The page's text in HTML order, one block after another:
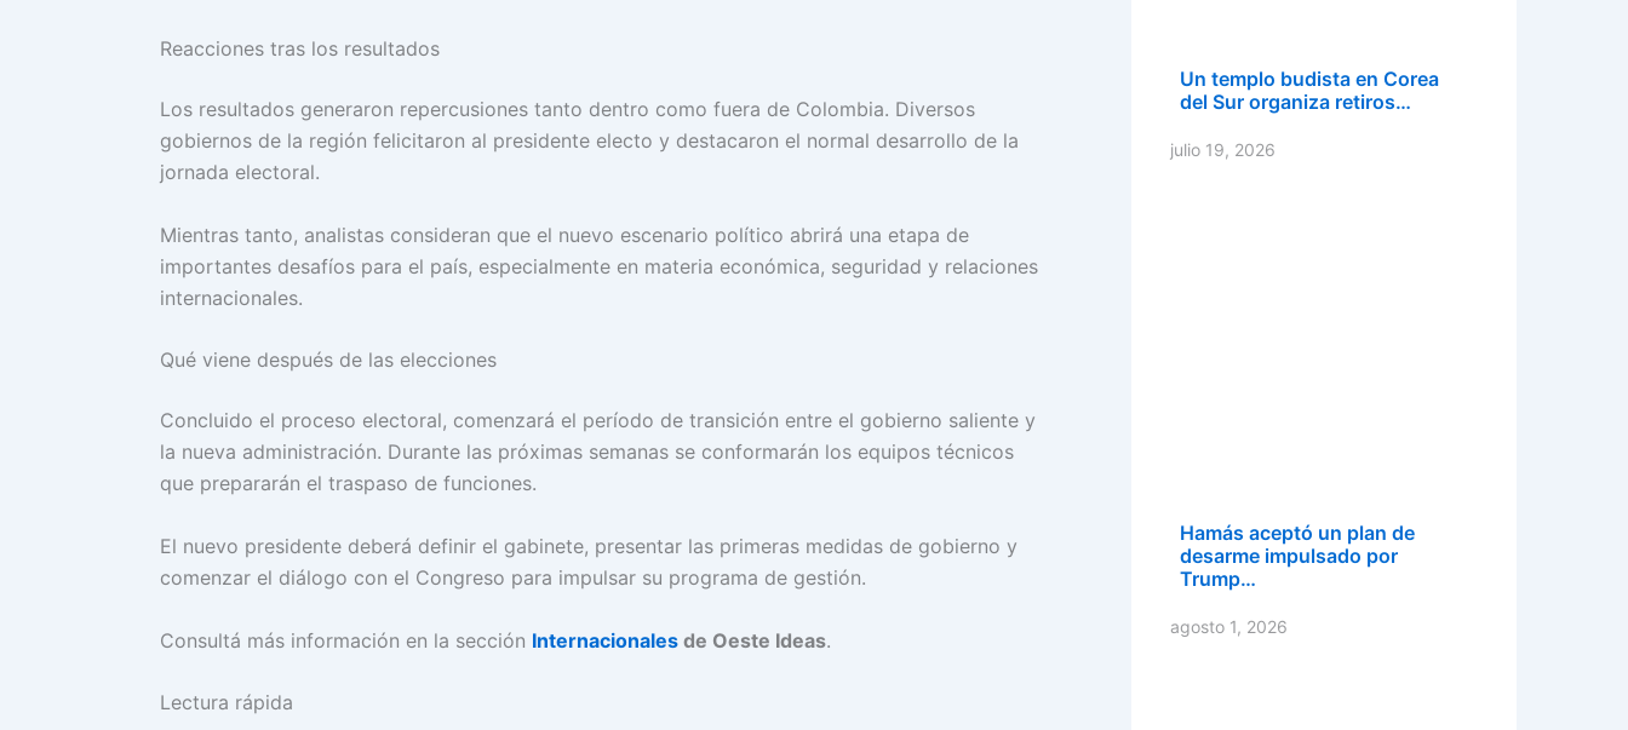
Reacciones tras los resultados
Los resultados generaron repercusiones tanto dentro como fuera de Colombia. Diversos
gobiernos de la región felicitaron al presidente electo y destacaron el normal desarrollo de la
jornada electoral.
Mientras tanto, analistas consideran que el nuevo escenario político abrirá una etapa de
importantes desafíos para el país, especialmente en materia económica, seguridad y relaciones
internacionales.
Qué viene después de las elecciones
Concluido el proceso electoral, comenzará el período de transición entre el gobierno saliente y
la nueva administración. Durante las próximas semanas se conformarán los equipos técnicos
que prepararán el traspaso de funciones.
El nuevo presidente deberá definir el gabinete, presentar las primeras medidas de gobierno y
comenzar el diálogo con el Congreso para impulsar su programa de gestión.
Consultá más información en la sección Internacionales de Oeste Ideas.
Lectura rápida
Un templo budista en Corea
del Sur organiza retiros…
julio 19, 2026
Hamás aceptó un plan de
desarme impulsado por
Trump…
agosto 1, 2026